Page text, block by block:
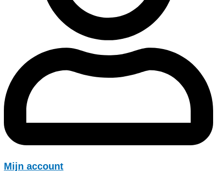
Mijn account